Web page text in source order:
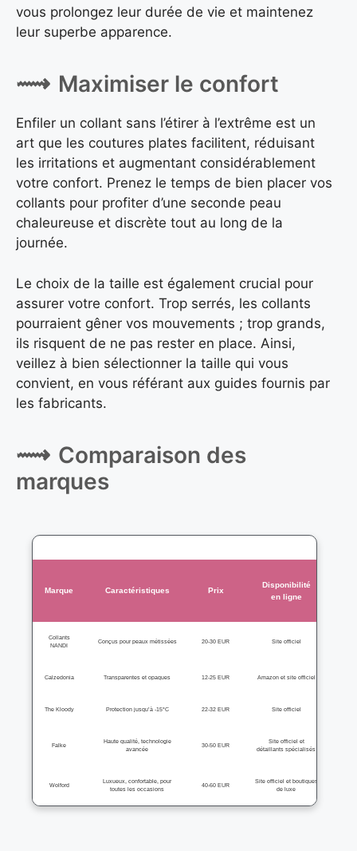
vous prolongez leur durée de vie et maintenez
leur superbe apparence.
Maximiser le confort
Enfiler un collant sans l’étirer à l’extrême est un
art que les coutures plates facilitent, réduisant
les irritations et augmentant considérablement
votre confort. Prenez le temps de bien placer vos
collants pour profiter d’une seconde peau
chaleureuse et discrète tout au long de la
journée.
Le choix de la taille est également crucial pour
assurer votre confort. Trop serrés, les collants
pourraient gêner vos mouvements ; trop grands,
ils risquent de ne pas rester en place. Ainsi,
veillez à bien sélectionner la taille qui vous
convient, en vous référant aux guides fournis par
les fabricants.
Comparaison des
marques
Marque Caractéristiques Prix
Disponibilité
en ligne
Collants
NANDI
Conçus pour peaux métissées 20-30 EUR Site officiel
Calzedonia Transparentes et opaques 12-25 EUR Amazon et site officiel
The Kloody Protection jusqu’à -15°C 22-32 EUR Site officiel
Falke
Haute qualité, technologie
avancée
30-50 EUR
Site officiel et
détaillants spécialisés
Wolford
Luxueux, confortable, pour
toutes les occasions
40-60 EUR
Site officiel et boutiques
de luxe